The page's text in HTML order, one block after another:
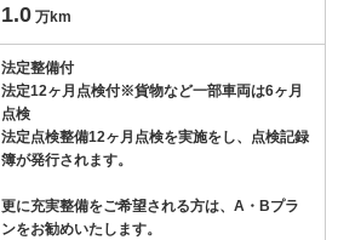
1.0 万km
法定整備付
法定12ヶ月点検付※貨物など一部車両は6ヶ月
点検
法定点検整備12ヶ月点検を実施をし、点検記録
簿が発行されます。
更に充実整備をご希望される方は、A・Bプラ
ンをお勧めいたします。